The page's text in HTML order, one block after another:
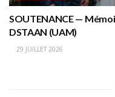
SOUTENANCE —
DSTAAN (UAM)
29 JUILLET 2026